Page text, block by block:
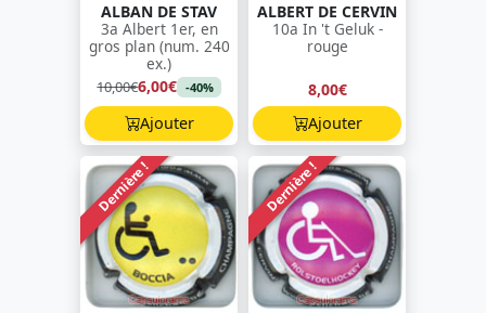
ALBAN DE STAV
3a Albert 1er, en
gros plan (num. 240
ex.)
10,00€6,00€ -40%
Ajouter
ALBERT DE CERVIN
10a In 't Geluk -
rouge
8,00€
Ajouter
Dernière ! Dernière !